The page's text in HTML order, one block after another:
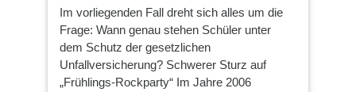
Im vorliegenden Fall dreht sich alles um die
Frage: Wann genau stehen Schüler unter
dem Schutz der gesetzlichen
Unfallversicherung? Schwerer Sturz auf
„Frühlings-Rockparty“ Im Jahre 2006